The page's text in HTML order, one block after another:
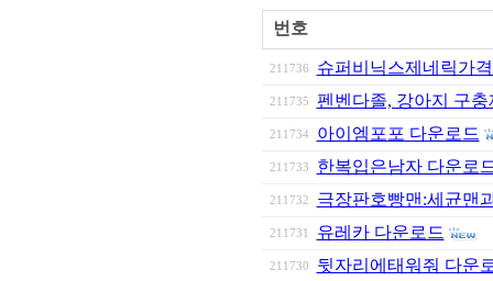
번호
211736 슈퍼비닉스제네릭가
211735 펜벤다졸, 강아지 구
211734 아이엠포포 다운로드
211733 한복입은남자 다운로
211732 극장판호빵맨:세균맨
211731 유레카 다운로드
211730 뒷자리에태워줘 다운